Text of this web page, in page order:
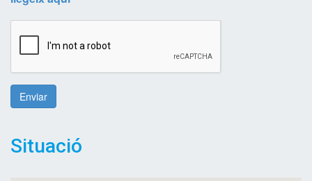
Enviar
Situació